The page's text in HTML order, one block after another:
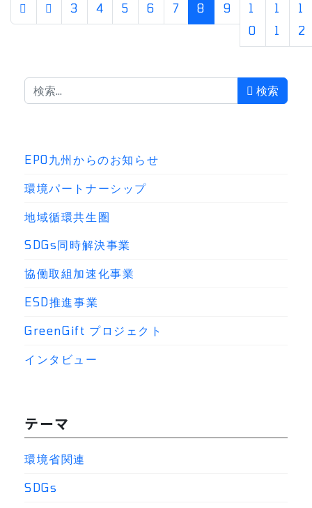
3 4 5 6 7 8 9
1
0
1
1
1
2
検索 検索
EPO九州からのお知らせ
環境パートナーシップ
地域循環共生圏
SDGs同時解決事業
協働取組加速化事業
ESD推進事業
GreenGift プロジェクト
インタビュー
テーマ
環境省関連
SDGs